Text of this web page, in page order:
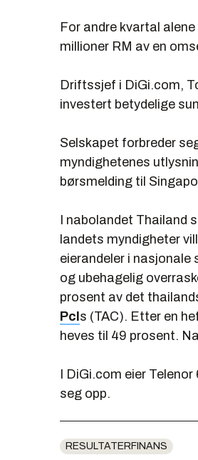
For andre kvartal
millioner RM av en
Driftssjef i DiGi.com,
investert betydelige
Selskapet forbreder
myndighetenes
børsmelding til
I nabolandet Thailand
landets myndigheter
eierandeler i
og ubehagelig
prosent av det
Pcl s (TAC). Etter en
heves til 49 prosent.
I DiGi.com eier
seg opp.
RESULTATERFINANS